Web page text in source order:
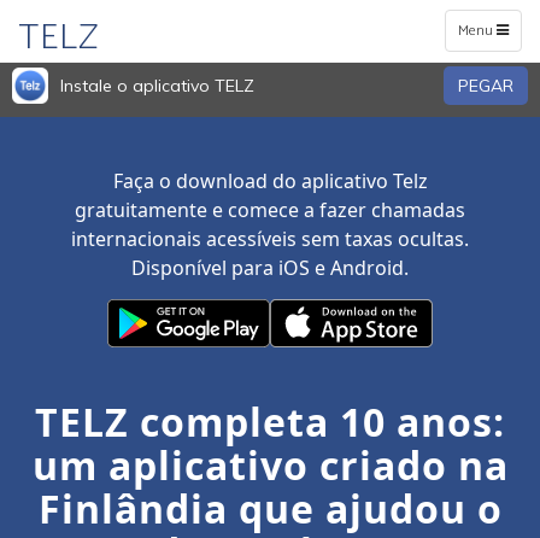
Toggle
navigation
Menu
TELZ
Instale o aplicativo TELZ PEGAR
Faça o download do aplicativo Telz
gratuitamente e comece a fazer chamadas
internacionais acessíveis sem taxas ocultas.
Disponível para iOS e Android.
TELZ completa 10 anos:
um aplicativo criado na
Finlândia que ajudou o